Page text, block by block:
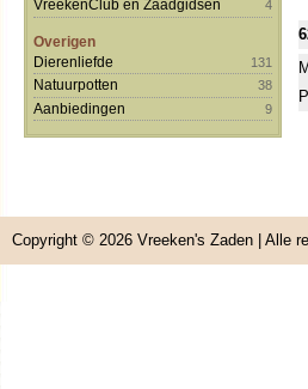
VreekenClub en Zaadgidsen 4
Overigen
Dierenliefde
131
Natuurpotten 38
Aanbiedingen 9
Copyright © 2026 Vreeken's Zaden | Alle